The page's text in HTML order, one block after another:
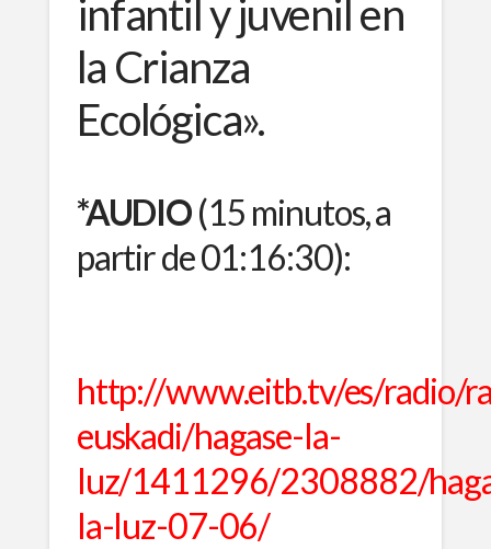
infantil y juvenil en
la Crianza
Ecológica».
*AUDIO(15 minutos, a
partir de 01:16:30):
http://www.eitb.tv/es/radio/
euskadi/hagase-la-
luz/1411296/2308882/
la-luz-07-06/